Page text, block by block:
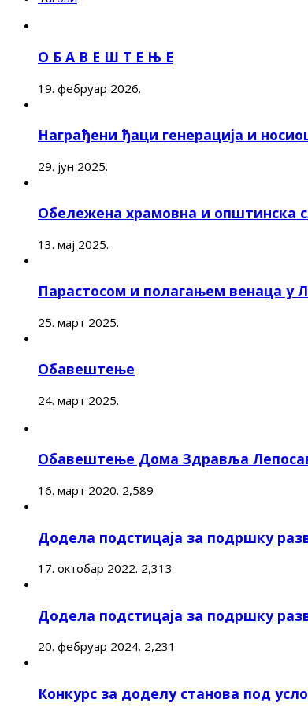
О Б А В Е Ш Т Е Њ Е
19. фебруар 2026.
Награђени ђаци генерација и
29. јун 2025.
Обележена храмовна и општинска
13. мај 2025.
Парастосом и полагањем венаца у
25. март 2025.
Обавештење
24. март 2025.
Обавештење Дома Здравља
16. март 2020. 2,589
Додела подстицаја за подршку
17. октобар 2022. 2,313
Додела подстицаја за подршку
20. фебруар 2024. 2,231
Конкурс за доделу станова под